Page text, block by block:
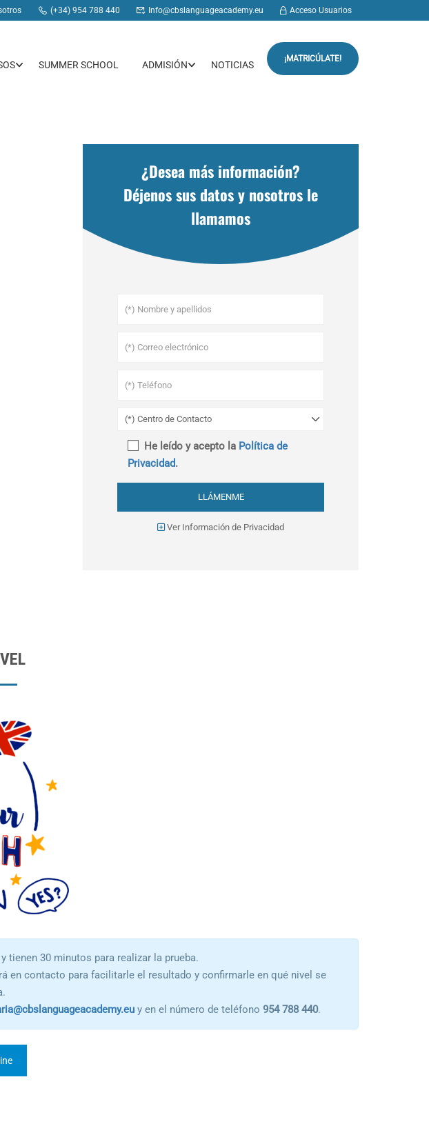
(+34) 954 788 440 Info@cbslanguageacademy.eu Acceso Usuarios
SUMMER SCHOOL ADMISIÓN NOTICIAS
¡MATRICÚLATE!
¿Desea más información?
Déjenos sus datos y nosotros le
llamamos
He leído y acepto la Política de
Privacidad.
Ver Información de Privacidad
tienen 30 minutos para realizar la prueba.
en contacto para facilitarle el resultado y confirmarle en qué nivel se
eu y en el número de teléfono 954 788 440.